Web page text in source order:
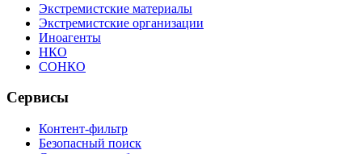
Экстремистские материалы
Экстремистские организации
Иноагенты
НКО
СОНКО
Сервисы
Контент-фильтр
Безопасный поиск